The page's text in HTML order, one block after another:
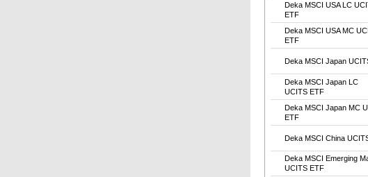
Deka MSCI USA LC
ETF
Deka MSCI USA MC
ETF
Deka MSCI Japan
Deka MSCI Japan LC
UCITS ETF
Deka MSCI Japan MC
ETF
Deka MSCI China
Deka MSCI Emerging
UCITS ETF